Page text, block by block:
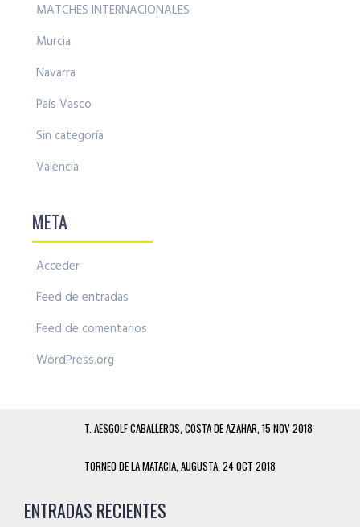
MATCHES INTERNACIONALES
Murcia
Navarra
País Vasco
Sin categoría
Valencia
META
Acceder
Feed de entradas
Feed de comentarios
WordPress.org
T. AESGOLF CABALLEROS, COSTA DE AZAHAR, 15 NOV 2018
TORNEO DE LA MATACIA, AUGUSTA, 24 OCT 2018
ENTRADAS RECIENTES